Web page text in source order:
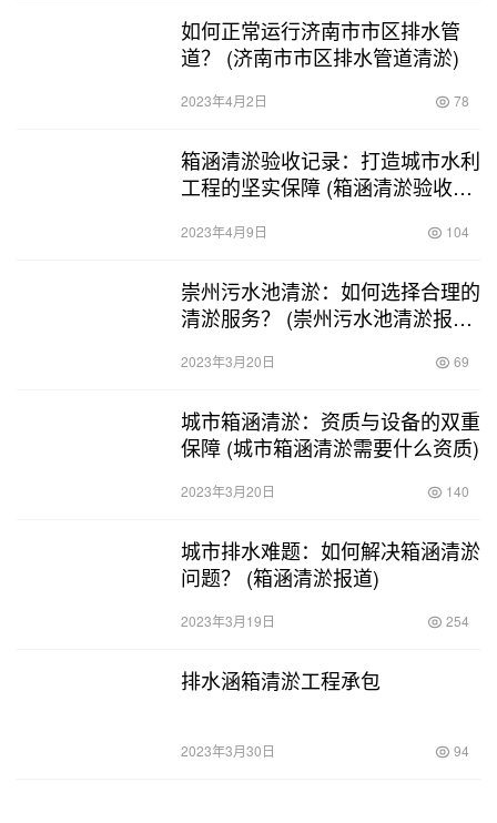
如何正常运行济南市市区排水管
道？ (济南市市区排水管道清淤)
2023年4月2日 78
箱涵清淤验收记录：打造城市水利
工程的坚实保障 (箱涵清淤验收记
2023年4月9日 104
崇州污水池清淤：如何选择合理的
清淤服务？ (崇州污水池清淤报价
2023年3月20日 69
城市箱涵清淤：资质与设备的双重
保障 (城市箱涵清淤需要什么资质)
2023年3月20日 140
城市排水难题：如何解决箱涵清淤
问题？ (箱涵清淤报道)
2023年3月19日 254
排水涵箱清淤工程承包
2023年3月30日 94